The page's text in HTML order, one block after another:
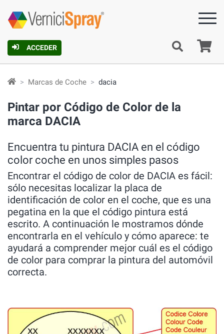
ACCEDER
Marcas de Coche dacia
Pintar por Código de Color de la
marca DACIA
Encuentra tu pintura DACIA en el código
color coche en unos simples pasos
Encontrar el código de color de DACIA es fácil:
sólo necesitas localizar la placa de
identificación de color en el coche, que es una
pegatina en la que el código pintura está
escrito. A continuación le mostramos dónde
encontrarla en el vehículo y cómo aparece: te
ayudará a comprender mejor cuál es el código
de color para comprar la pintura del automóvil
correcta.